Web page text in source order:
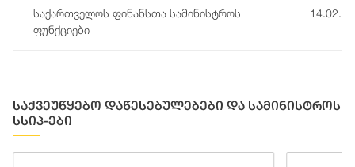
საქართველოს ფინანსთა სამინისტროს
ფუნქციები
საქვეუწყებო დაწესებულებები და სამინისტროს
სსიპ-ები